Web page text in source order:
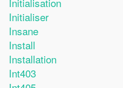
Initialiser
Insane
Install
Installation
Int403